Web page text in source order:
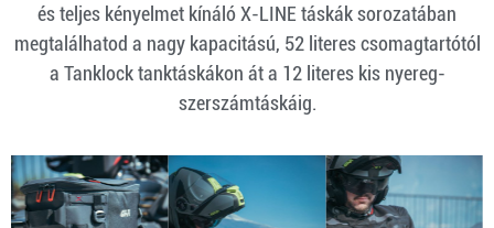
és teljes kényelmet kínáló X-LINE táskák sorozatában
megtalálhatod a nagy kapacitású, 52 literes csomagtartótól
a Tanklock tanktáskákon át a 12 literes kis nyereg-
szerszámtáskáig.